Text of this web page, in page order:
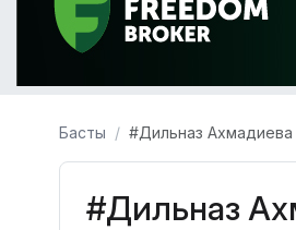
Басты #Дильназ Ахмадиева
#Дильназ